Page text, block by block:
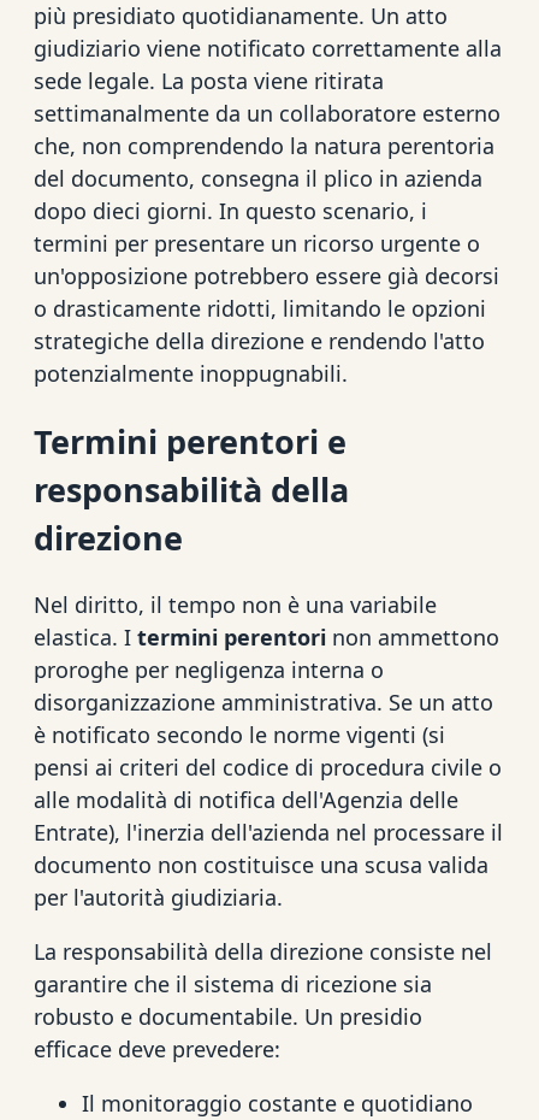
più presidiato quotidianamente. Un atto
giudiziario viene notificato correttamente alla
sede legale. La posta viene ritirata
settimanalmente da un collaboratore esterno
che, non comprendendo la natura perentoria
del documento, consegna il plico in azienda
dopo dieci giorni. In questo scenario, i
termini per presentare un ricorso urgente o
un'opposizione potrebbero essere già decorsi
o drasticamente ridotti, limitando le opzioni
strategiche della direzione e rendendo l'atto
potenzialmente inoppugnabili.
Termini perentori e
responsabilità della
direzione
Nel diritto, il tempo non è una variabile
elastica. I termini perentori non ammettono
proroghe per negligenza interna o
disorganizzazione amministrativa. Se un atto
è notificato secondo le norme vigenti (si
pensi ai criteri del codice di procedura civile o
alle modalità di notifica dell'Agenzia delle
Entrate), l'inerzia dell'azienda nel processare il
documento non costituisce una scusa valida
per l'autorità giudiziaria.
La responsabilità della direzione consiste nel
garantire che il sistema di ricezione sia
robusto e documentabile. Un presidio
efficace deve prevedere:
Il monitoraggio costante e quotidiano